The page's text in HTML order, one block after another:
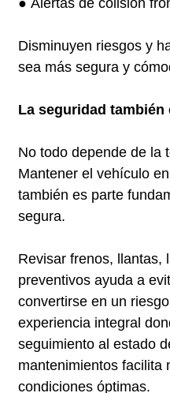
Disminuyen riesgos y
sea más segura y
La seguridad
No todo depende de la
Mantener el vehículo
también es parte
segura.
Revisar frenos, llantas,
preventivos ayuda a
convertirse en un
experiencia integral
seguimiento al estado
mantenimientos facilita
condiciones óptimas.